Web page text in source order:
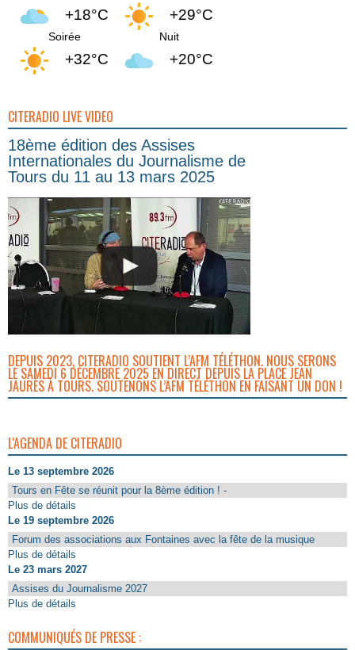
+18°C +29°C
Soirée
+32°C
Nuit
+20°C
CITERADIO LIVE VIDEO
18ème édition des Assises
Internationales du Journalisme de
Tours du 11 au 13 mars 2025
DEPUIS 2023, CITERADIO SOUTIENT L’AFM TÉLÉTHON. NOUS SERONS
LE SAMEDI 6 DÉCEMBRE 2025 EN DIRECT DEPUIS LA PLACE JEAN
JAURÈS À TOURS. SOUTENONS L’AFM TÉLÉTHON EN FAISANT UN DON !
L'AGENDA DE CITERADIO
Le 13 septembre 2026
Tours en Fête se réunit pour la 8ème édition ! -
Plus de détails
Le 19 septembre 2026
Forum des associations aux Fontaines avec la fête de la musique
Plus de détails
Le 23 mars 2027
Assises du Journalisme 2027
Plus de détails
COMMUNIQUÉS DE PRESSE :